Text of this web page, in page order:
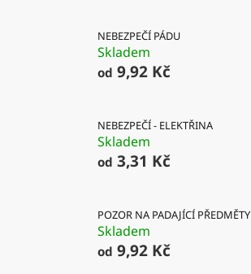
NEBEZPEČÍ PÁDU
Skladem
od 9,92 Kč
NEBEZPEČÍ - ELEKTŘINA
Skladem
od 3,31 Kč
POZOR NA PADAJÍCÍ PŘEDMĚTY
Skladem
od 9,92 Kč